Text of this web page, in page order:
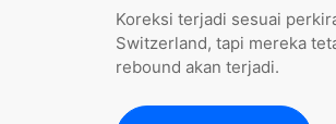
Koreksi terjadi sesuai
Switzerland, tapi mereka
rebound akan terjadi.